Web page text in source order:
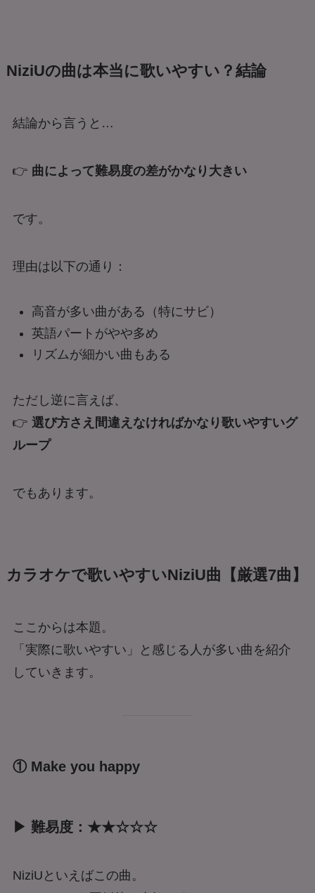
NiziUの曲は本当に歌いやすい？結論
結論から言うと…
👉 曲によって難易度の差がかなり大きい
です。
理由は以下の通り：
高音が多い曲がある（特にサビ）
英語パートがやや多め
リズムが細かい曲もある
ただし逆に言えば、
👉 選び方さえ間違えなければかなり歌いやすいグ
ループ
でもあります。
カラオケで歌いやすいNiziU曲【厳選7曲】
ここからは本題。
「実際に歌いやすい」と感じる人が多い曲を紹介
していきます。
① Make you happy
▶ 難易度：★★☆☆☆
NiziUといえばこの曲。